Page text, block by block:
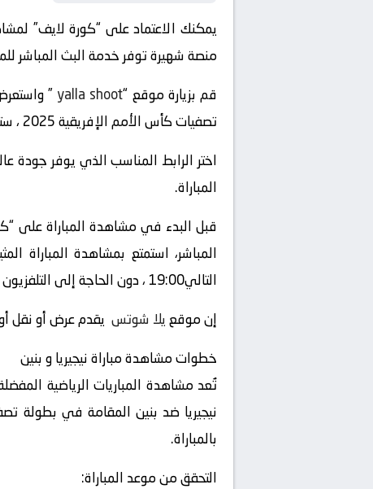
يمكنك الاعتماد على “كورة لايف”
منصة شهيرة توفر خدمة البث المباشر
قم بزيارة موقع “yalla shoot
تصفيات كأس الأمم الإفريقية 2025 ، ستجد الروابط المباشرة للبث على صفحة المباراة المخصصة.
اختر الرابط المناسب الذي يوفر جودة
المباراة.
قبل البدء في مشاهدة المباراة على
التالي19:00 ، دون الحاجة إلى التلفزيون العادي أو الحضور إلى الملعب.
إن موقعيلا شوتس يقدم عرض أو نقل أو
خطوات مشاهدة مباراة نيجيريا و بنين
تُعد مشاهدة المباريات الرياضية
بالمباراة.
التحقق من موعد المباراة: